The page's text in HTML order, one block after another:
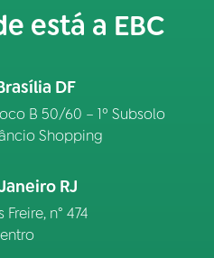
está a EBC
DF
B 50/60 – 1º Subsolo
Shopping
RJ
n° 474